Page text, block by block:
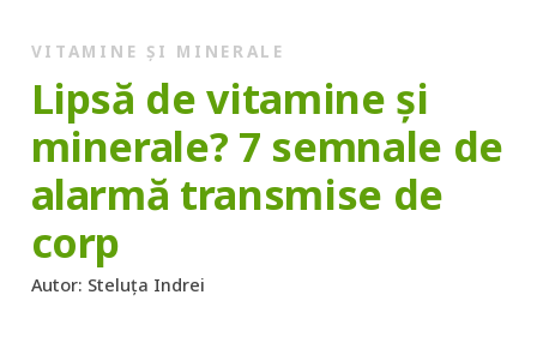
VITAMINE ȘI MINERALE
Lipsă de vitamine și
minerale? 7 semnale de
alarmă transmise de
corp
Autor: Steluța Indrei